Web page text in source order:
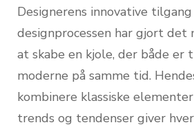
Designerens innovative
designprocessen har gjort
at skabe en kjole, der både er
moderne på samme tid.
kombinere klassiske
trends og tendenser giver